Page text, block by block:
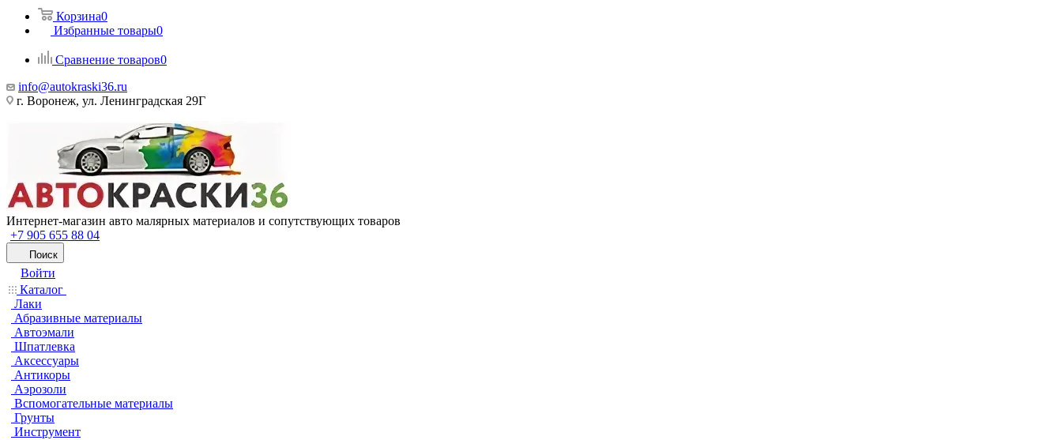
Корзина0
Избранные товары0
Сравнение товаров0
info@autokraski36.ru
г. Воронеж, ул. Ленинградская 29Г
Интернет-магазин авто малярных материалов и сопутствующих товаров
+7 905 655 88 04
Поиск
Войти
Каталог
Лаки
Абразивные материалы
Автоэмали
Шпатлевка
Аксессуары
Антикоры
Аэрозоли
Вспомогательные материалы
Грунты
Инструмент